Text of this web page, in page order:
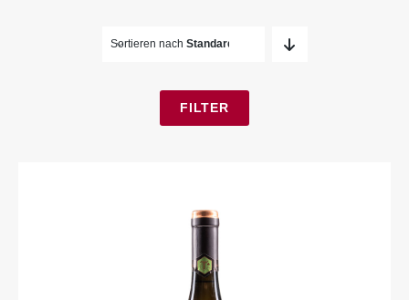
Sortieren nach Standard
FILTER